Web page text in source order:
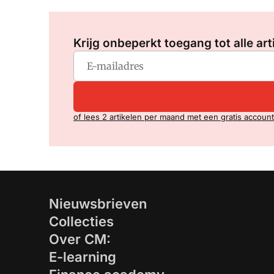
Krijg onbeperkt toegang tot alle
of lees 2 artikelen per maand met een gratis account
Nieuwsbrieven
Collecties
Over CM:
E-learning